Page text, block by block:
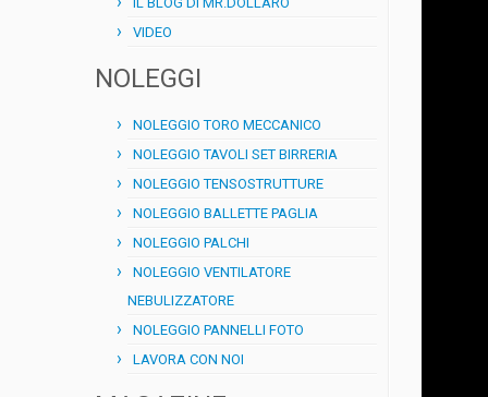
VIDEO
NOLEGGI
NOLEGGIO TORO MECCANICO
NOLEGGIO TAVOLI SET BIRRERIA
NOLEGGIO TENSOSTRUTTURE
NOLEGGIO BALLETTE PAGLIA
NOLEGGIO PALCHI
NOLEGGIO VENTILATORE
NEBULIZZATORE
NOLEGGIO PANNELLI FOTO
LAVORA CON NOI